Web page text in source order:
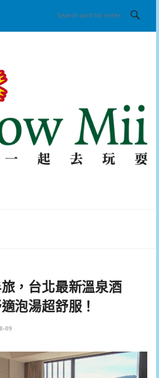
，台北最新溫泉酒
泡湯超舒服！
09